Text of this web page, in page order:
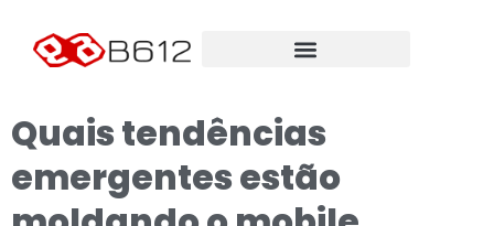
Quais tendências
emergentes estão